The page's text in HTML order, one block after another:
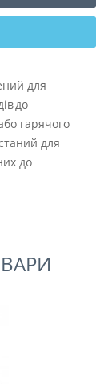
для
до
гарячого
для
до